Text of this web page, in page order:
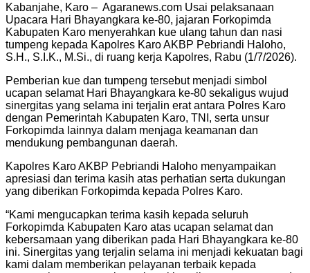
Kabanjahe, Karo – Agaranews.com Usai pelaksanaan
Upacara Hari Bhayangkara ke-80, jajaran Forkopimda
Kabupaten Karo menyerahkan kue ulang tahun dan nasi
tumpeng kepada Kapolres Karo AKBP Pebriandi Haloho,
S.H., S.I.K., M.Si., di ruang kerja Kapolres, Rabu (1/7/2026).
Pemberian kue dan tumpeng tersebut menjadi simbol
ucapan selamat Hari Bhayangkara ke-80 sekaligus wujud
sinergitas yang selama ini terjalin erat antara Polres Karo
dengan Pemerintah Kabupaten Karo, TNI, serta unsur
Forkopimda lainnya dalam menjaga keamanan dan
mendukung pembangunan daerah.
Kapolres Karo AKBP Pebriandi Haloho menyampaikan
apresiasi dan terima kasih atas perhatian serta dukungan
yang diberikan Forkopimda kepada Polres Karo.
“Kami mengucapkan terima kasih kepada seluruh
Forkopimda Kabupaten Karo atas ucapan selamat dan
kebersamaan yang diberikan pada Hari Bhayangkara ke-80
ini. Sinergitas yang terjalin selama ini menjadi kekuatan bagi
kami dalam memberikan pelayanan terbaik kepada